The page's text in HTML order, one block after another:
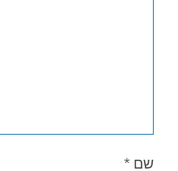
שם *